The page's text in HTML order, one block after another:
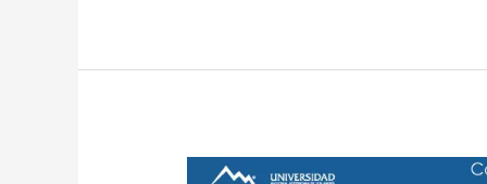
Concurso